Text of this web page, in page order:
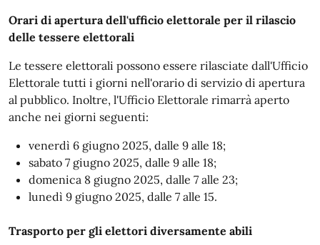
Orari di apertura dell'ufficio elettorale per il rilascio
delle tessere elettorali
Le tessere elettorali possono essere rilasciate dall'Ufficio
Elettorale tutti i giorni nell'orario di servizio di apertura
al pubblico. Inoltre, l'Ufficio Elettorale rimarrà aperto
anche nei giorni seguenti:
venerdì 6 giugno 2025, dalle 9 alle 18;
sabato 7 giugno 2025, dalle 9 alle 18;
domenica 8 giugno 2025, dalle 7 alle 23;
lunedì 9 giugno 2025, dalle 7 alle 15.
Trasporto per gli elettori diversamente abili